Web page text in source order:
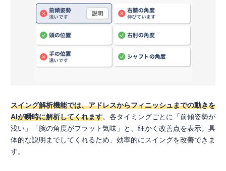
スイング解析機能では、アドレスからフィニッシュまでの動きを
AIが瞬時に解析してくれます。各タイミングごとに「前傾姿勢が
浅い」「腕の角度がフラット気味」と、細かく改善点を表示。具
体的な説明までしてくれるため、効率的にスイングを改善できま
す。